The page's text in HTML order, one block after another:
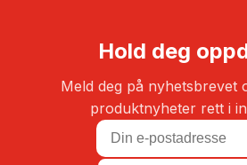
Hold deg
Meld deg på nyhetsbrevet
produktnyheter rett i